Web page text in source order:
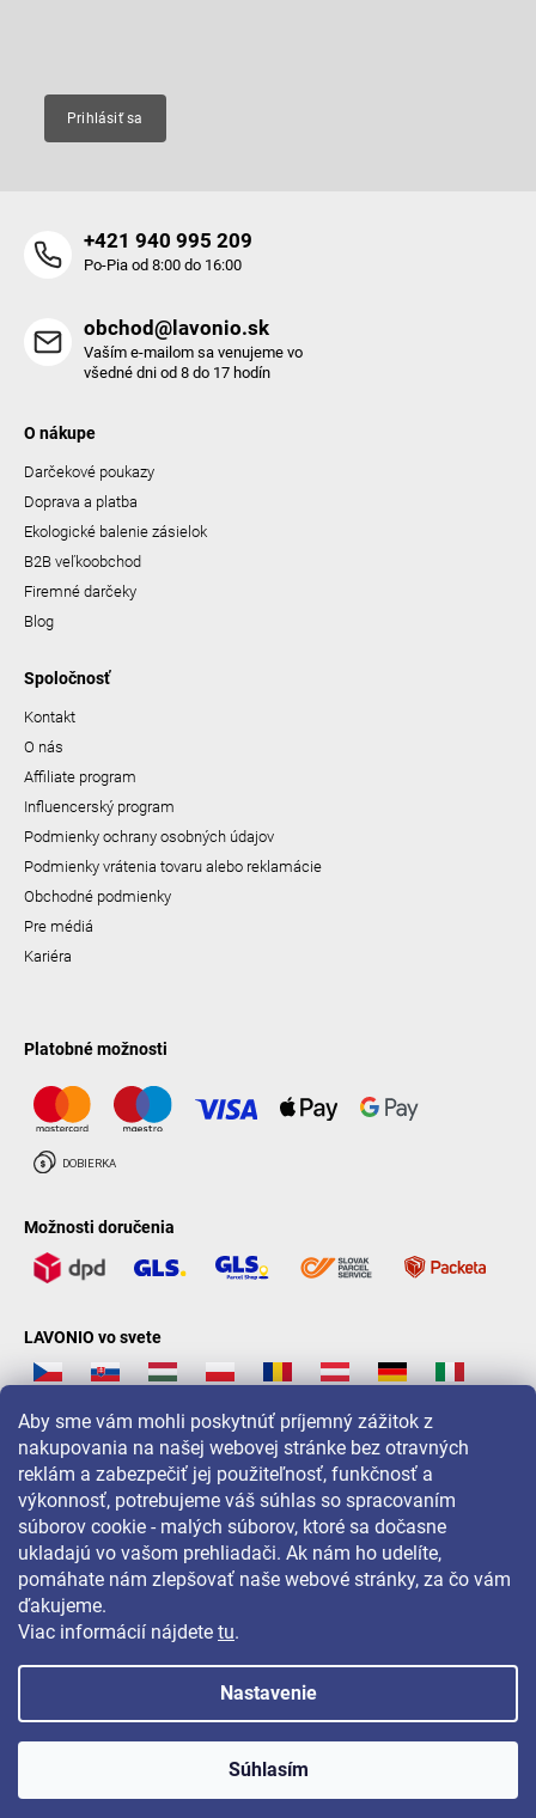
Aby sme vám mohli poskytnúť príjemný zážitok z
nakupovania na našej webovej stránke bez otravných
reklám a zabezpečiť jej použiteľnosť, funkčnosť a
výkonnosť, potrebujeme váš súhlas so spracovaním
súborov cookie - malých súborov, ktoré sa dočasne
ukladajú vo vašom prehliadači. Ak nám ho udelíte,
pomáhate nám zlepšovať naše webové stránky, za čo vám
ďakujeme.
Viac informácií nájdete tu.
Nastavenie
Súhlasím
Prihlásiť sa
+421 940 995 209
Po-Pia od 8:00 do 16:00
obchod@lavonio.sk
Vaším e-mailom sa venujeme vo
všedné dni od 8 do 17 hodín
O nákupe
Darčekové poukazy
Doprava a platba
Ekologické balenie zásielok
B2B veľkoobchod
Firemné darčeky
Blog
Spoločnosť
Kontakt
O nás
Affiliate program
Influencerský program
Podmienky ochrany osobných údajov
Podmienky vrátenia tovaru alebo reklamácie
Obchodné podmienky
Pre médiá
Kariéra
Platobné možnosti
Možnosti doručenia
LAVONIO vo svete
Pre akcie, súťaže a zľavy nás sledujte na:
Copyright 2026 LAVONIO.sk. Všetky práva vyhradené.